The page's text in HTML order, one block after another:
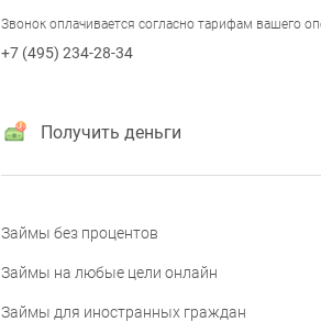
Займы без процентов
Займы на любые цели онлайн
Займы для иностранных граждан
Получить деньги
Звонок оплачивается согласно тарифам вашего
+7 (495) 234-28-34